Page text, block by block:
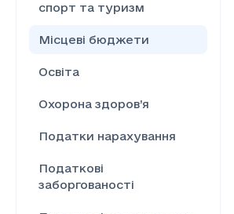
спорт та туризм
Місцеві бюджети
Освіта
Охорона здоров’я
Податки нарахування
Податкові
заборгованості